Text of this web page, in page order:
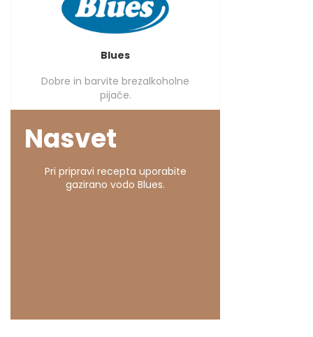
Blues
Dobre in barvite brezalkoholne
pijače.
Nasvet
Pri pripravi recepta uporabite
gazirano vodo Blues.